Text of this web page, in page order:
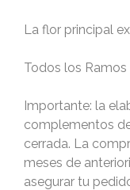
La flor principal
Todos los Ramos
Importante: la
complementos
cerrada. La
meses de
asegurar tu